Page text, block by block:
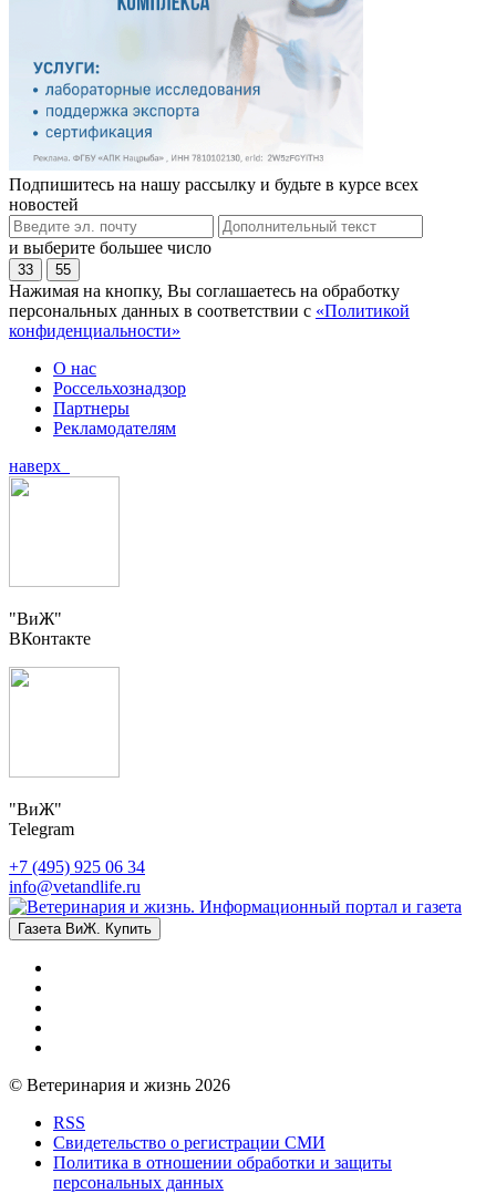
Подпишитесь на нашу рассылку и будьте в курсе всех
новостей
и выберите большее число
33 55
Нажимая на кнопку, Вы соглашаетесь на обработку
персональных данных в соответствии с «Политикой
конфиденциальности»
О нас
Россельхознадзор
Партнеры
Рекламодателям
наверх
"ВиЖ"
ВКонтакте
"ВиЖ"
Telegram
+7 (495) 925 06 34
info@vetandlife.ru
Газета ВиЖ. Купить
© Ветеринария и жизнь 2026
RSS
Свидетельство о регистрации СМИ
Политика в отношении обработки и защиты
персональных данных